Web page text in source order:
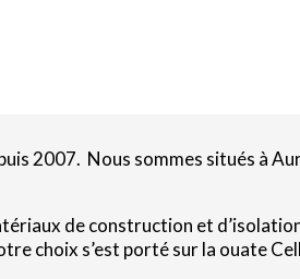
2007. Nous sommes situés à
de construction et
choix s’est porté sur la ouate